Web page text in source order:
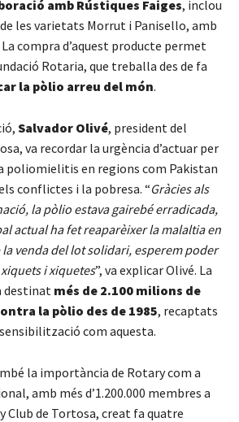
amb Rústiques Faiges, inclou
les varietats Morrut i Panisello, amb
La compra d’aquest producte permet
Rotaria, que treballa des de fa
la pòlio arreu del món.
Salvador Olivé, president del
va recordar la urgència d’actuar per
poliomielitis en regions com Pakistan
conflictes i la pobresa. “Gràcies als
la pòlio estava gairebé erradicada,
actual ha fet reaparèixer la malaltia en
la venda del lot solidari, esperem poder
i xiquetes”, va explicar Olivé. La
destinat més de 2.100 milions de
la pòlio des de 1985, recaptats
com aquesta.
la importància de Rotary com a
amb més d’1.200.000 membres a
Club de Tortosa, creat fa quatre